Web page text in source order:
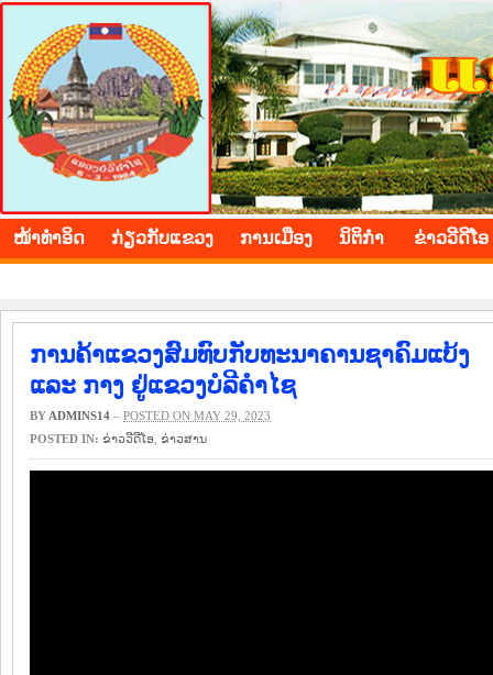
BOLIKHAMXAY PROVINCE
ໜ້າ​ທຳ​ອິດ ​ກ່ຽວ​ກັບ​ແຂວງ ​ການ​ເມືອງ ນິ​ຕິ​ກຳ ຂ່າວ​ວີ​ດີ​ໂອ
ການຄ້າແຂວງສົມທົບກັບທະນາຄານຊາຄົມແບ້
ແລະ ກາງ ຢູ່ແຂວງບໍລີຄໍາໄຊ
BY ADMINS14 – POSTED ON MAY 29, 2023
POSTED IN: ຂ່າວ​ວີ​ດີ​ໂອ ​ຂ່າວ​ສານ